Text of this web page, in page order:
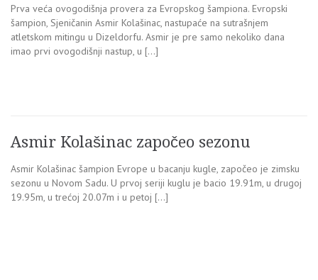
Prva veća ovogodišnja provera za Evropskog šampiona. Evropski
šampion, Sjeničanin Asmir Kolašinac, nastupaće na sutrašnjem
atletskom mitingu u Dizeldorfu. Asmir je pre samo nekoliko dana
imao prvi ovogodišnji nastup, u […]
Asmir Kolašinac započeo sezonu
Asmir Kolašinac šampion Evrope u bacanju kugle, započeo je zimsku
sezonu u Novom Sadu. U prvoj seriji kuglu je bacio 19.91m, u drugoj
19.95m, u trećoj 20.07m i u petoj […]